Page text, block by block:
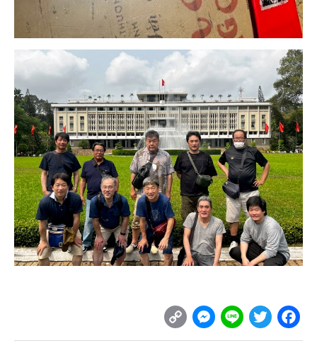
C
o
M
e
L
i
T
w